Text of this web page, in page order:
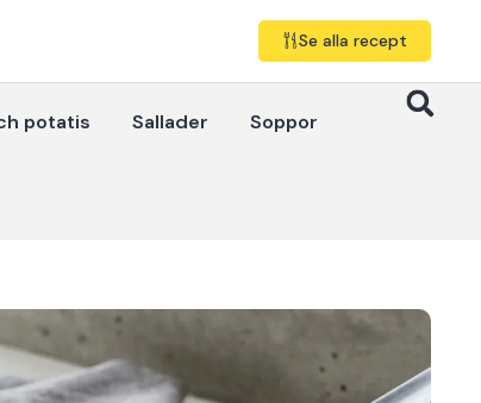
Se alla recept
potatis Sallader Soppor